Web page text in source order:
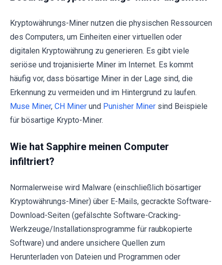
Kryptowährungs-Miner nutzen die physischen Ressourcen
des Computers, um Einheiten einer virtuellen oder
digitalen Kryptowährung zu generieren. Es gibt viele
seriöse und trojanisierte Miner im Internet. Es kommt
häufig vor, dass bösartige Miner in der Lage sind, die
Erkennung zu vermeiden und im Hintergrund zu laufen.
Muse Miner, CH Miner und Punisher Miner sind Beispiele
für bösartige Krypto-Miner.
Wie hat Sapphire meinen Computer
infiltriert?
Normalerweise wird Malware (einschließlich bösartiger
Kryptowährungs-Miner) über E-Mails, gecrackte Software-
Download-Seiten (gefälschte Software-Cracking-
Werkzeuge/Installationsprogramme für raubkopierte
Software) und andere unsichere Quellen zum
Herunterladen von Dateien und Programmen oder